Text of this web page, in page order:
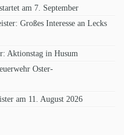
am 7. September
Großes Interesse an Lecks
Aktionstag in Husum
Oster-
am 11. August 2026